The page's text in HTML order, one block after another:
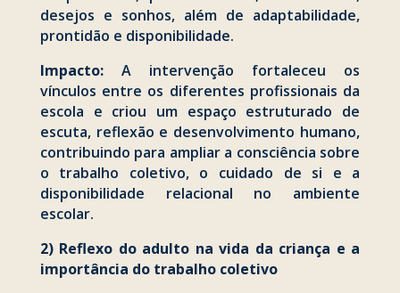
desejos e sonhos, além de adaptabilidade,
prontidão e disponibilidade.
Impacto:A intervenção fortaleceu os
vínculos entre os diferentes profissionais da
escola e criou um espaço estruturado de
escuta, reflexão e desenvolvimento humano,
contribuindo para ampliar a consciência sobre
o trabalho coletivo, o cuidado de si e a
disponibilidade relacional no ambiente
escolar.
2) Reflexo do adulto na vida da criança e a
importância do trabalho coletivo